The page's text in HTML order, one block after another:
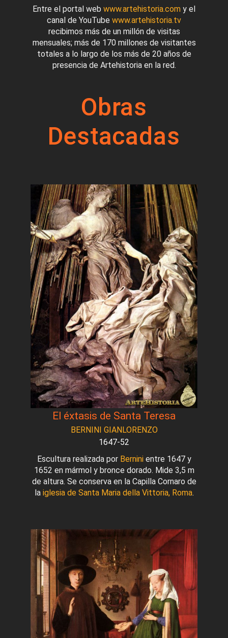
Entre el portal web www.artehistoria.com y el
canal de YouTube www.artehistoria.tv
recibimos más de un millón de visitas
mensuales; más de 170 millones de visitantes
totales a lo largo de los más de 20 años de
presencia de Artehistoria en la red.
Obras
Destacadas
El éxtasis de Santa Teresa
BERNINI GIANLORENZO
1647-52
Escultura realizada por Berninientre 1647 y
1652 en mármol y bronce dorado. Mide 3,5 m
de altura. Se conserva en la Capilla Cornaro de
la iglesia de Santa Maria della Vittoria, Roma.